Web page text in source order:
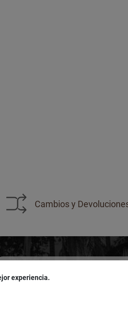
Cambios y
experiencia.